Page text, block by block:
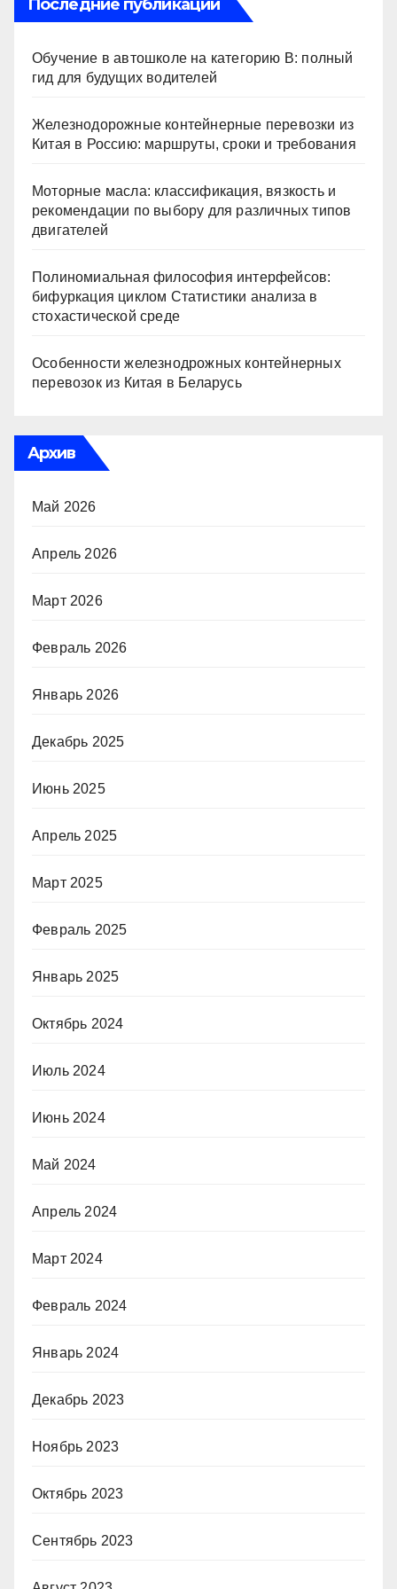
Последние публикации
Обучение в автошколе на категорию В: полный
гид для будущих водителей
Железнодорожные контейнерные перевозки из
Китая в Россию: маршруты, сроки и требования
Моторные масла: классификация, вязкость и
рекомендации по выбору для различных типов
двигателей
Полиномиальная философия интерфейсов:
бифуркация циклом Статистики анализа в
стохастической среде
Особенности железнодрожных контейнерных
перевозок из Китая в Беларусь
Архив
Май 2026
Апрель 2026
Март 2026
Февраль 2026
Январь 2026
Декабрь 2025
Июнь 2025
Апрель 2025
Март 2025
Февраль 2025
Январь 2025
Октябрь 2024
Июль 2024
Июнь 2024
Май 2024
Апрель 2024
Март 2024
Февраль 2024
Январь 2024
Декабрь 2023
Ноябрь 2023
Октябрь 2023
Сентябрь 2023